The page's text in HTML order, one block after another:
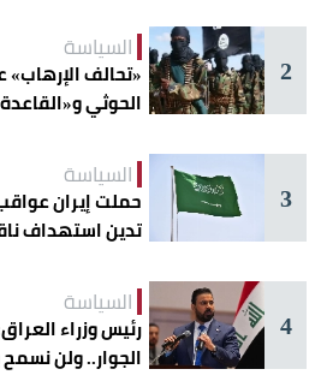
2
السياسة
«تحالف
الحوثي
3
السياسة
حملت إيران
تدين استهداف
4
السياسة
رئيس وزراء
الجوار.. ولن